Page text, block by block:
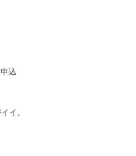
込
イ。